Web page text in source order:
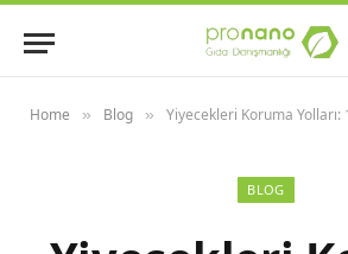
Home » Blog » Yiyecekleri Koruma Yolları: 16+
BLOG